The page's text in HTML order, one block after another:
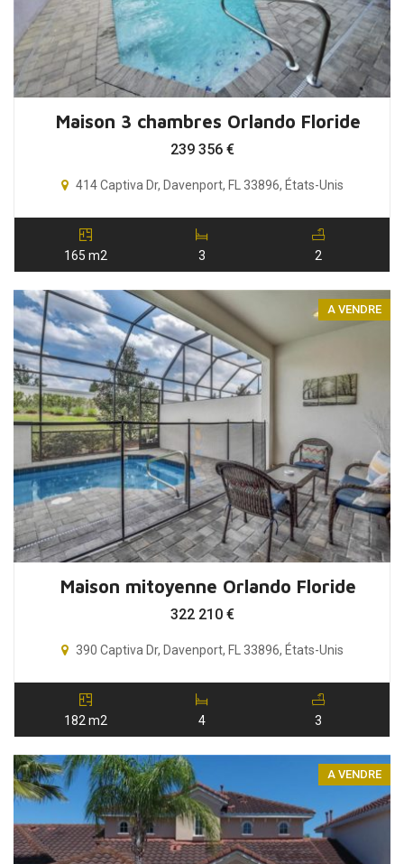
Maison 3 chambres Orlando Floride
239 356 €
414 Captiva Dr, Davenport, FL 33896, États-Unis
165 m2 3 2
A VENDRE
Maison mitoyenne Orlando Floride
322 210 €
390 Captiva Dr, Davenport, FL 33896, États-Unis
182 m2 4 3
A VENDRE